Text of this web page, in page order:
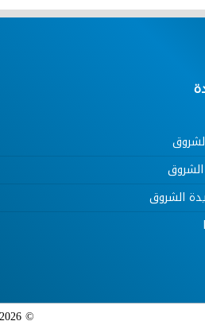
الشروق
© 2026 دار الشروق - جميع الحقوق محفوظة | تطوير بواسطة